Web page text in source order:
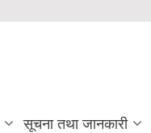
सूचना तथा जानकारी